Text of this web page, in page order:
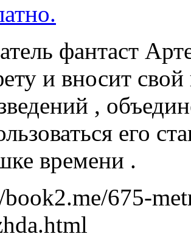
фантаст
и вносит
,
его
времени .
675-